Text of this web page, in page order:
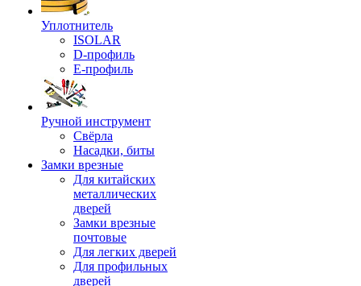
Уплотнитель
ISOLAR
D-профиль
Е-профиль
Ручной инструмент
Свёрла
Насадки, биты
Замки врезные
Для китайских
металлических
дверей
Замки врезные
почтовые
Для легких дверей
Для профильных
дверей